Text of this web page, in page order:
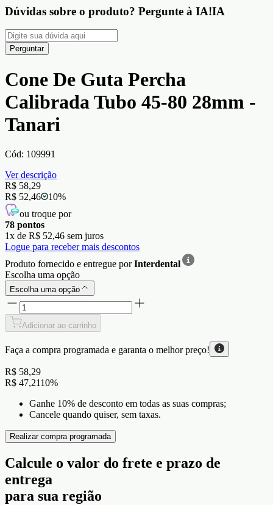
Dúvidas sobre o produto? Pergunte à IA!IA
Perguntar
Cone De Guta Percha
Calibrada Tubo 45-80 28mm -
Tanari
Cód: 109991
Ver descrição
R$ 58,29
R$ 52,46
10%
ou troque por
78 pontos
1x de R$ 52,46 sem juros
Logue para receber mais descontos
Produto fornecido e entregue porInterdental
Escolha uma opção
Escolha uma opção
Adicionar ao carrinho
Faça a compra programada e garanta o melhor preço!
R$ 58,29
R$ 47,2110%
Ganhe 10% de desconto em todas as suas compras;
Cancele quando quiser, sem taxas.
Realizar compra programada
Calcule o valor do frete e prazo de
entrega
para sua região